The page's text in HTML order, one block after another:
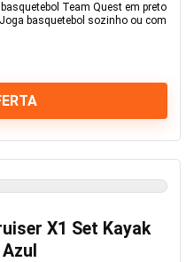
Team Quest em preto
basquetebol sozinho ou com
X1 Set Kayak